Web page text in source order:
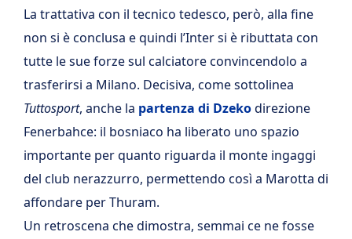
La trattativa con il tecnico tedesco, però, alla fine
non si è conclusa e quindi l’Inter si è ributtata con
tutte le sue forze sul calciatore convincendolo a
trasferirsi a Milano. Decisiva, come sottolinea
Tuttosport, anche la partenza di Dzekodirezione
Fenerbahce: il bosniaco ha liberato uno spazio
importante per quanto riguarda il monte ingaggi
del club nerazzurro, permettendo così a Marotta di
affondare per Thuram.
Un retroscena che dimostra, semmai ce ne fosse